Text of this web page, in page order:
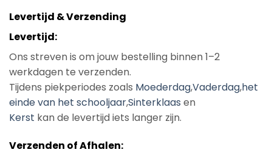
Levertijd & Verzending
Levertijd:
Ons streven is om jouw bestelling binnen 1–2
werkdagen te verzenden.
Tijdens piekperiodes zoals Moederdag,Vaderdag,het
einde van het schooljaar,Sinterklaas en
Kerst kan de levertijd iets langer zijn.
Verzenden of Afhalen: